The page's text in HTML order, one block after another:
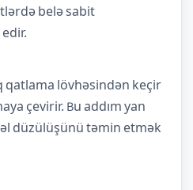
belə sabit
qatlama lövhəsindən keçir
çevirir. Bu addım yan
düzülüşünü təmin etmək